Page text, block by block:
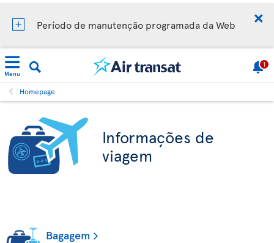
Período de manutenção programada da Web
Menu
1
Homepage
Informações de
viagem
Bagagem